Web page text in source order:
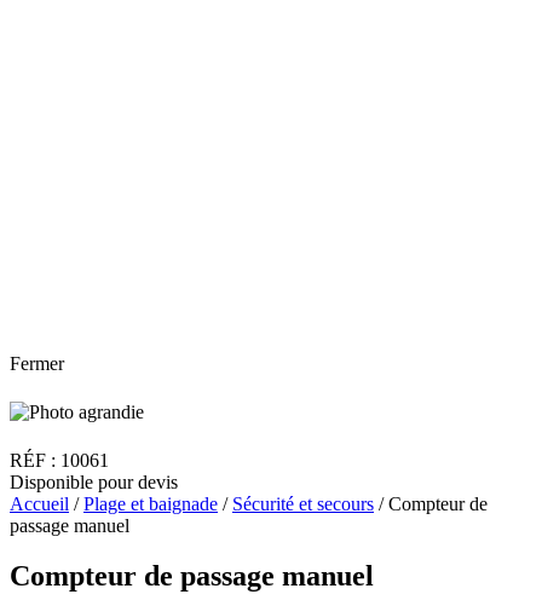
Fermer
RÉF : 10061
Disponible pour devis
Accueil /Plage et baignade / Sécurité et secours / Compteur de
passage manuel
Compteur de passage manuel